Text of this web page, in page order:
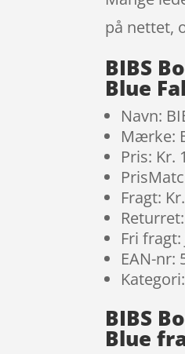
på nettet,
BIBS
Blue
Navn:
Mærke:
Pris: Kr.
Fragt:
Fri
EAN-nr:
BIBS
Blue